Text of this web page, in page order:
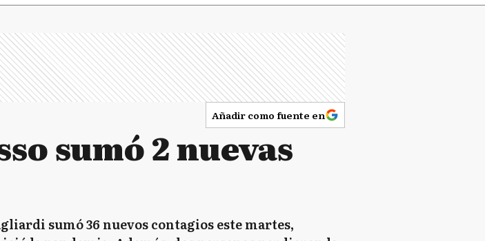
Añadir como fuente en
sumó 2 nuevas
sumó 36 nuevos contagios este martes,